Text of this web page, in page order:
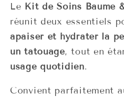
Le Kit de Soins Baume
réunit deux essentiels
apaiser et hydrater la
un tatouage, tout en
usage quotidien.
Convient parfaitement